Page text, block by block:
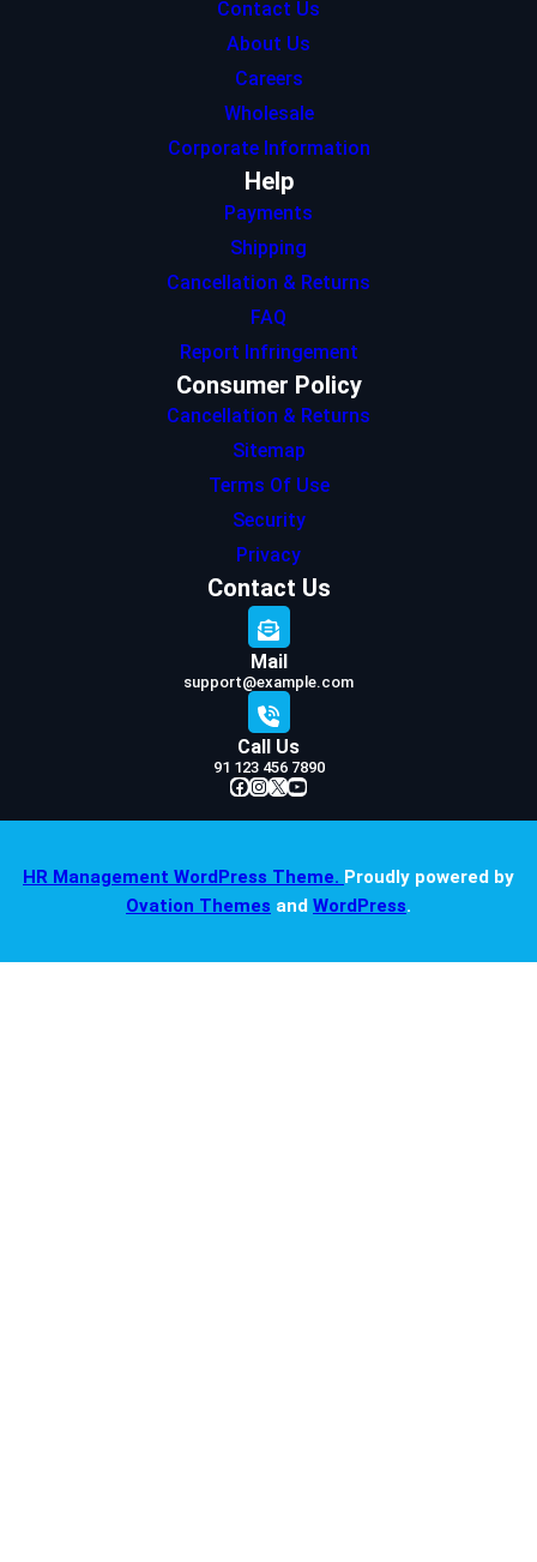
Contact Us
About Us
Careers
Wholesale
Corporate Information
Help
Payments
Shipping
Cancellation & Returns
FAQ
Report Infringement
Consumer Policy
Cancellation & Returns
Sitemap
Terms Of Use
Security
Privacy
Contact Us
Mail
support@example.com
Call Us
91 123 456 7890
Facebook InstagramX YouTube
HR Management WordPress Theme. Proudly powered by
Ovation Themes and WordPress.